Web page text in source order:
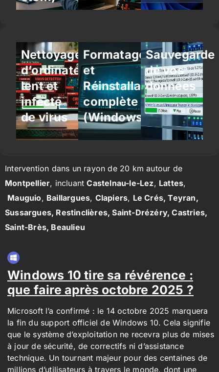
Nettoyage
d’ordinateur
lent et
infecté
de virus
Formatage
et
Réinstallation
complète
(Windows/Linux)
Sauvegarde
de vos
données
Intervention dans un rayon de 20 km autour de
Montpellier, incluantCastelnau-le-Lez, Lattes,
Mauguio, Baillargues, Clapiers, Le Crés, Teyran,
Sussargues, Restinclières, Saint-Drézéry, Castries,
Saint-Brès, Beaulieu
Windows 10 tire sa révérence :
que faire après octobre 2025 ?
Microsoft l’a confirmé : le 14 octobre 2025 marquera
la fin du support officiel de Windows 10. Cela signifie
que le système d’exploitation ne recevra plus de mises
à jour de sécurité, de correctifs ni d’assistance
technique. Un tournant majeur pour des centaines de
millions d’utilisateurs à travers le monde, dont une